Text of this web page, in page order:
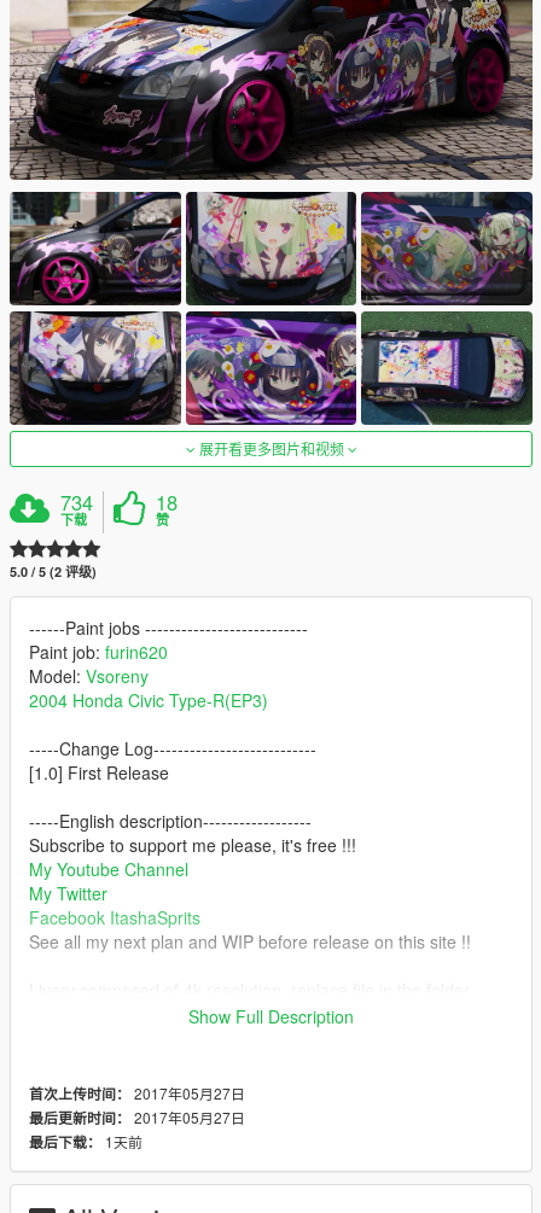
展开看更多图片和视频
734
下载
18
赞
5.0 / 5 (2 评级)
------Paint jobs ---------------------------
Paint job: furin620
Model: Vsoreny
2004 Honda Civic Type-R(EP3)
-----Change Log---------------------------
[1.0] First Release
-----English description------------------
Subscribe to support me please, it's free !!!
My Youtube Channel
My Twitter
Facebook ItashaSprits
See all my next plan and WIP before release on this site !!
DO NOT EDIT DO NOT UPLOAD ON ANY OTHER SITE
WITHOUT MY PERMISSION
※ATTENTION!!
Show Full Description
首次上传时间： 2017年05月27日
最后更新时间： 2017年05月27日
最后下载：
1天前